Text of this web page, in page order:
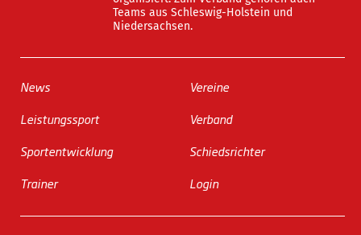
Teams aus Schleswig-Holstein und
Niedersachsen.
News
Leistungssport
Sportentwicklung
Trainer
Vereine
Verband
Schiedsrichter
Login